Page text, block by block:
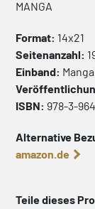
MANGA
Format: 14x21
Seitenanzahl:
Einband: Manga
ISBN: 978-3-
Alternative
amazon.de
Teile dieses